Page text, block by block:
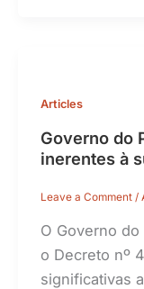
Articles
Governo do
inerentes à
Leave a Comment /
O Governo
o Decreto nº
significativas